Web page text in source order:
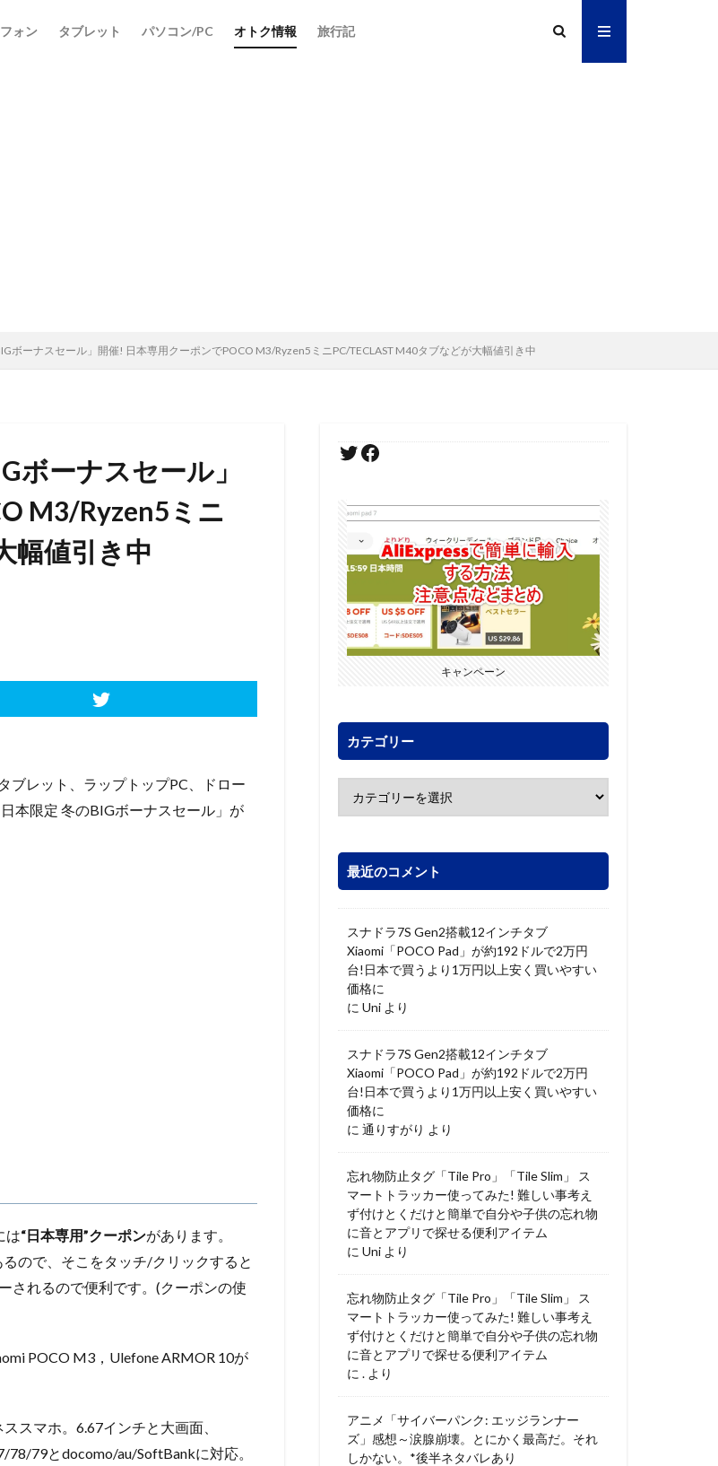
ォン タブレット パソコン/PC オトク情報 旅行記
ボーナスセール」開催! 日本専用クーポンでPOCO M3/Ryzen5ミニPC/TECLAST M40タブなどが大幅値引き中
ボーナスセール」
M3/Ryzen5ミニ
幅値引き中
ブレット、ラップトップPC、ドロー
本限定 冬のBIGボーナスセール」が
は“日本専用”クーポンがあります。
ので、そこをタッチ/クリックすると
されるので便利です。(クーポンの使
POCO M3，Ulefone ARMOR 10が
スマホ。6.67インチと大画面、
79とdocomo/au/SoftBankに対応。
キャンペーン
カテゴリー
最近のコメント
スナドラ7S Gen2搭載12インチタブ
Xiaomi「POCO Pad」が約192ドルで2万円
台!日本で買うより1万円以上安く買いやすい
価格に
に Uni より
スナドラ7S Gen2搭載12インチタブ
Xiaomi「POCO Pad」が約192ドルで2万円
台!日本で買うより1万円以上安く買いやすい
価格に
に 通りすがり より
忘れ物防止タグ「Tile Pro」「Tile Slim」 ス
マートトラッカー使ってみた! 難しい事考え
ず付けとくだけと簡単で自分や子供の忘れ物
に音とアプリで探せる便利アイテム
に Uni より
忘れ物防止タグ「Tile Pro」「Tile Slim」 ス
マートトラッカー使ってみた! 難しい事考え
ず付けとくだけと簡単で自分や子供の忘れ物
に音とアプリで探せる便利アイテム
に . より
アニメ「サイバーパンク: エッジランナー
ズ」感想～涙腺崩壊。とにかく最高だ。それ
しかない。*後半ネタバレあり